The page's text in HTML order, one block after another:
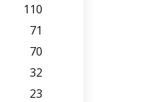
110
71
70
32
23